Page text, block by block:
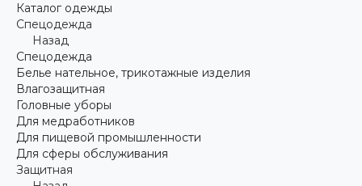
Каталог одежды
Спецодежда
Назад
Спецодежда
Белье нательное, трикотажные изделия
Влагозащитная
Головные уборы
Для медработников
Для пищевой промышленности
Для сферы обслуживания
Защитная